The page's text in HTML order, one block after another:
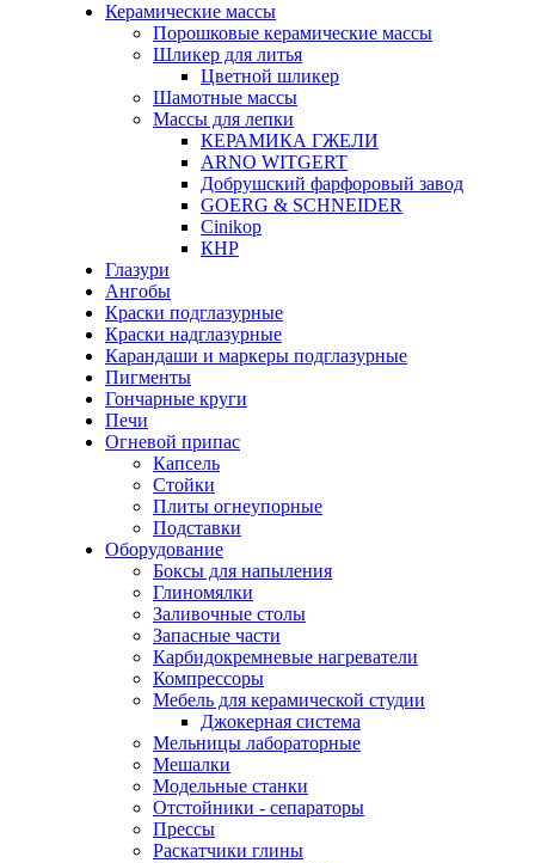
Керамические массы
Порошковые керамические массы
Шликер для литья
Цветной шликер
Шамотные массы
Массы для лепки
КЕРАМИКА ГЖЕЛИ
ARNO WITGERT
Добрушский фарфоровый завод
GOERG & SCHNEIDER
Cinikop
КНР
Глазури
Ангобы
Краски подглазурные
Краски надглазурные
Карандаши и маркеры подглазурные
Пигменты
Гончарные круги
Печи
Огневой припас
Капсель
Стойки
Плиты огнеупорные
Подставки
Оборудование
Боксы для напыления
Глиномялки
Заливочные столы
Запасные части
Карбидокремневые нагреватели
Компрессоры
Мебель для керамической студии
Джокерная система
Мельницы лабораторные
Мешалки
Модельные станки
Отстойники - сепараторы
Прессы
Раскатчики глины